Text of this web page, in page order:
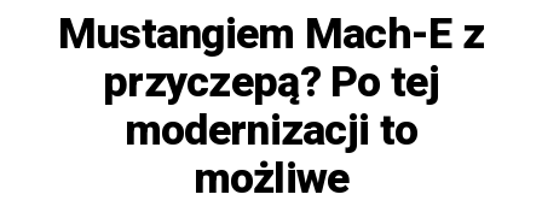
Mustangiem Mach-E z
przyczepą? Po tej
modernizacji to
możliwe